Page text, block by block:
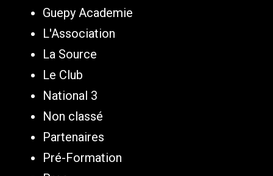
Guepy Academie
L'Association
La Source
Le Club
National 3
Non classé
Partenaires
Pré-Formation